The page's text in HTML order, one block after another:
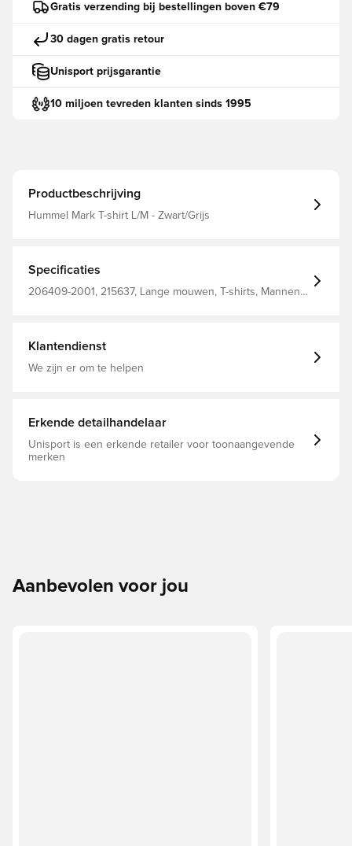
Gratis verzending bij bestellingen boven €79
30 dagen gratis retour
Unisport prijsgarantie
10 miljoen tevreden klanten sinds 1995
Productbeschrijving
Hummel Mark T-shirt L/M - Zwart/Grijs
Specificaties
206409-2001, 215637, Lange mouwen, T-shirts, Mannen,
Klantendienst
We zijn er om te helpen
Erkende detailhandelaar
Unisport is een erkende retailer voor toonaangevende
merken
Aanbevolen voor jou